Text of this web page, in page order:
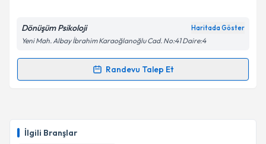
İlgili Branşlar
Kişisel verilerimin işlenmesine ilişkin
Dönüşüm Psikoloji Haritada Göster
Yeni Mah. Albay İbrahim Karaoğlanoğlu Cad. No:41 Daire:4
Randevu Talep Et
Randevu Takvimi Talebi
için bir takvim hazırlandığında e-posta ile